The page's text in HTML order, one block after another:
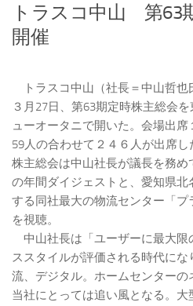
トラスコ中山 第63
開催
トラスコ中山（社長＝中山哲也
３月27日、第63期定時株主総会
ューオータニで開いた。会場出
59人の合わせて２４６人が出席し
株主総会は中山社長が議長を務
の年間ダイジェストと、愛知県
する同社最大の物流センター「
を視聴。
中山社長は「ユーザーに最大限
ススタイルが評価される時代に
流、デジタル。ホームセンターの
当社にとっては追い風となる。